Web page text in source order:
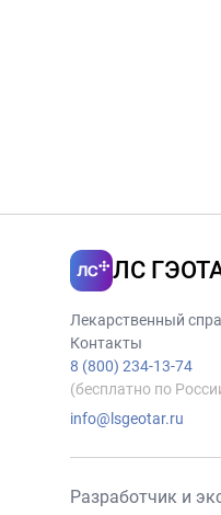
ЛС
Лекарственный
Контакты
8 (800) 234-13-74
(бесплатно по
info@lsgeotar.ru
Разработчик и